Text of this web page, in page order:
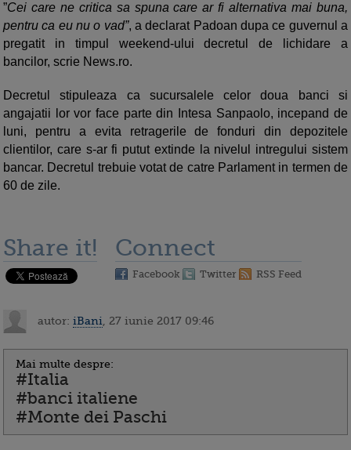
”Cei care ne critica sa spuna care ar fi alternativa mai buna,
pentru ca eu nu o vad”, a declarat Padoan dupa ce guvernul a
pregatit in timpul weekend-ului decretul de lichidare a
bancilor, scrie News.ro.
Decretul stipuleaza ca sucursalele celor doua banci si
angajatii lor vor face parte din Intesa Sanpaolo, incepand de
luni, pentru a evita retragerile de fonduri din depozitele
clientilor, care s-ar fi putut extinde la nivelul intregului sistem
bancar. Decretul trebuie votat de catre Parlament in termen de
60 de zile.
Share it! Connect
Facebook Twitter RSS Feed
autor: iBani , 27 iunie 2017 09:46
Mai multe despre:
#Italia
#banci italiene
#Monte dei Paschi